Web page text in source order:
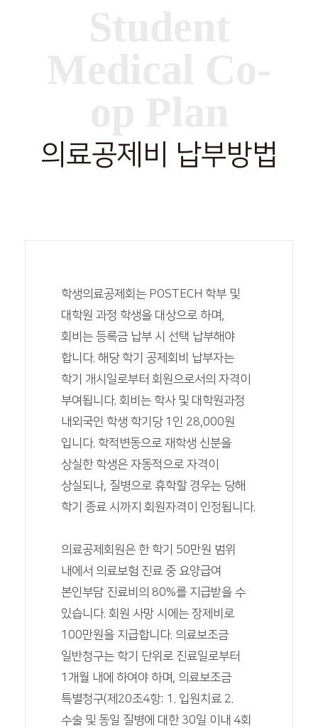
의료공제비 납부방법
학생의료공제회는 POSTECH 학부 및
대학원 과정 학생을 대상으로 하며,
회비는 등록금 납부 시 선택 납부해야
합니다. 해당 학기 공제회비 납부자는
학기 개시일로부터 회원으로서의 자격이
부여됩니다. 회비는 학사 및 대학원과정
내외국인 학생 학기당 1인 28,000원
입니다. 학적변동으로 재학생 신분을
상실한 학생은 자동적으로 자격이
상실되나, 질병으로 휴학할 경우는 당해
학기 종료 시까지 회원자격이 인정됩니다.
의료공제회원은 한 학기 50만원 범위
내에서 의료보험 진료 중 요양급여
본인부담 진료비의 80%를 지급받을 수
있습니다. 회원 사망 시에는 장제비로
100만원을 지급합니다. 의료보조금
일반청구는 학기 단위로 진료일로부터
1개월 내에 하여야 하며, 의료보조금
특별청구(제20조4항: 1. 입원치료 2.
수술 및 동일 질병에 대한 30일 이내 4회